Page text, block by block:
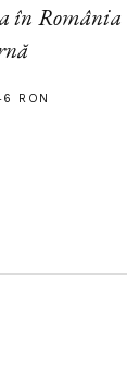
în România
RON